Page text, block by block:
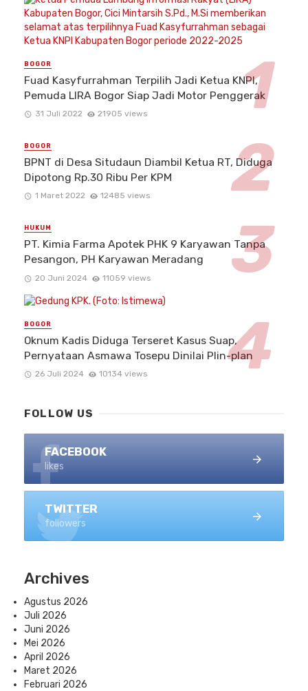
BOGOR
Fuad Kasyfurrahman Terpilih Jadi Ketua KNPI,
Pemuda LIRA Bogor Siap Jadi Motor Penggerak
31 Juli 2022 21905 views
BOGOR
BPNT di Desa Situdaun Diambil Ketua RT, Diduga
Dipotong Rp.30 Ribu Per KPM
1 Maret 2022 12485 views
HUKUM
PT. Kimia Farma Apotek PHK 9 Karyawan Tanpa
Pesangon, PH Karyawan Meradang
20 Juni 2024 11059 views
BOGOR
Oknum Kadis Diduga Terseret Kasus Suap,
Pernyataan Asmawa Tosepu Dinilai Plin-plan
26 Juli 2024 10134 views
FOLLOW US
FACEBOOK
likes
TWITTER
followers
Archives
Agustus 2026
Juli 2026
Juni 2026
Mei 2026
April 2026
Maret 2026
Februari 2026